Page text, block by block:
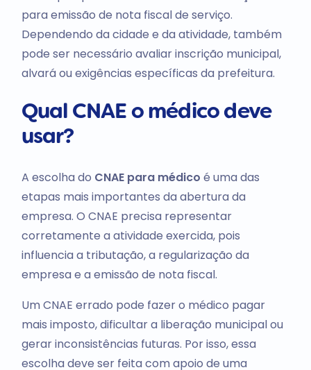
para emissão de nota fiscal de serviço.
Dependendo da cidade e da atividade, também
pode ser necessário avaliar inscrição municipal,
alvará ou exigências específicas da prefeitura.
Qual CNAE o médico deve
usar?
A escolha do CNAE para médico é uma das
etapas mais importantes da abertura da
empresa. O CNAE precisa representar
corretamente a atividade exercida, pois
influencia a tributação, a regularização da
empresa e a emissão de nota fiscal.
Um CNAE errado pode fazer o médico pagar
mais imposto, dificultar a liberação municipal ou
gerar inconsistências futuras. Por isso, essa
escolha deve ser feita com apoio de uma